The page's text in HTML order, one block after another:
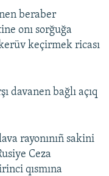
beraber
onı sorğuğa
keçirmek ricası
davanen bağlı açıq
rayonınıñ sakini
Ceza
qısmına